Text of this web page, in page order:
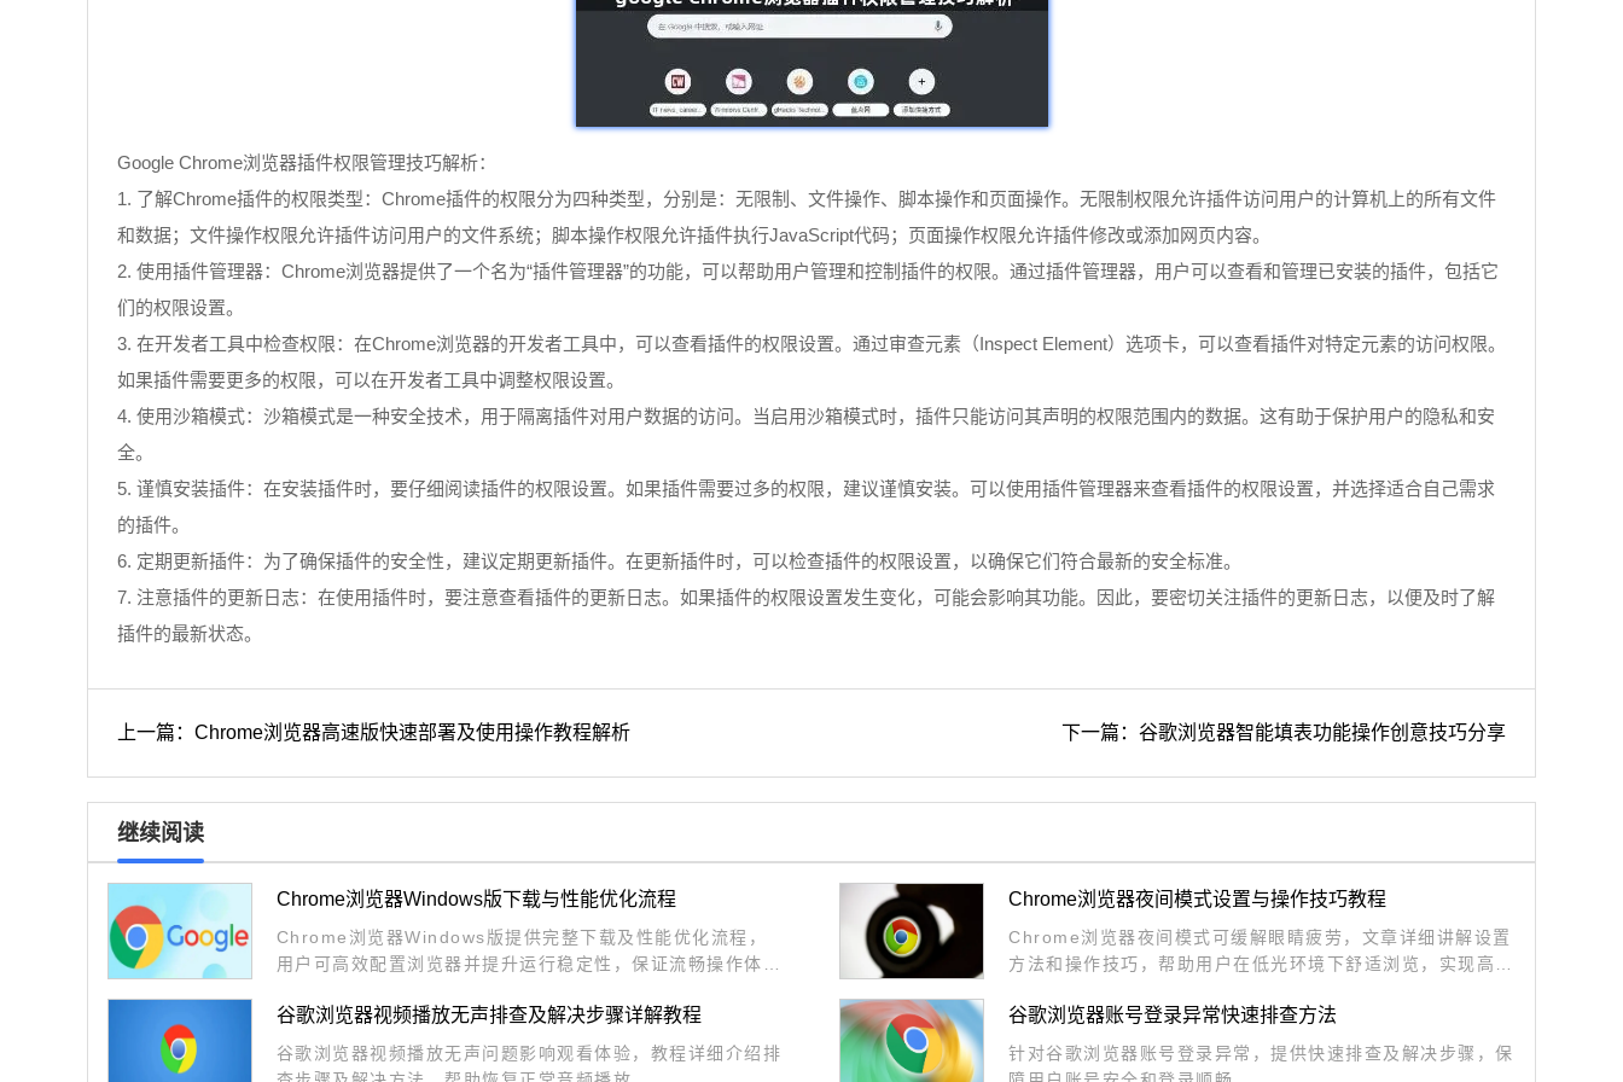
Google Chrome浏览器插件权限管理技巧解析：
1. 了解Chrome插件的权限类型：Chrome插件的权限分为四种类型，分别是：无限制、文件操作、脚本操作和页面操作。无限制权限允许插件访问用户的计算机上的所有文件
和数据；文件操作权限允许插件访问用户的文件系统；脚本操作权限允许插件执行JavaScript代码；页面操作权限允许插件修改或添加网页内容。
2. 使用插件管理器：Chrome浏览器提供了一个名为“插件管理器”的功能，可以帮助用户管理和控制插件的权限。通过插件管理器，用户可以查看和管理已安装的插件，包括它
们的权限设置。
3. 在开发者工具中检查权限：在Chrome浏览器的开发者工具中，可以查看插件的权限设置。通过审查元素（Inspect Element）选项卡，可以查看插件对特定元素的访问权限。
如果插件需要更多的权限，可以在开发者工具中调整权限设置。
4. 使用沙箱模式：沙箱模式是一种安全技术，用于隔离插件对用户数据的访问。当启用沙箱模式时，插件只能访问其声明的权限范围内的数据。这有助于保护用户的隐私和安
全。
5. 谨慎安装插件：在安装插件时，要仔细阅读插件的权限设置。如果插件需要过多的权限，建议谨慎安装。可以使用插件管理器来查看插件的权限设置，并选择适合自己需求
的插件。
6. 定期更新插件：为了确保插件的安全性，建议定期更新插件。在更新插件时，可以检查插件的权限设置，以确保它们符合最新的安全标准。
7. 注意插件的更新日志：在使用插件时，要注意查看插件的更新日志。如果插件的权限设置发生变化，可能会影响其功能。因此，要密切关注插件的更新日志，以便及时了解
插件的最新状态。
上一篇：Chrome浏览器高速版快速部署及使用操作教程解析 下一篇：谷歌浏览器智能填表功能操作创意技巧分享
继续阅读
Chrome浏览器Windows版下载与性能优化流程
Chrome浏览器Windows版提供完整下载及性能优化流程，
用户可高效配置浏览器并提升运行稳定性，保证流畅操作体
Chrome浏览器夜间模式设置与操作技巧教程
Chrome浏览器夜间模式可缓解眼睛疲劳，文章详细讲解设置
方法和操作技巧，帮助用户在低光环境下舒适浏览，实现高效
谷歌浏览器视频播放无声排查及解决步骤详解教程
谷歌浏览器视频播放无声问题影响观看体验，教程详细介绍排
谷歌浏览器账号登录异常快速排查方法
针对谷歌浏览器账号登录异常，提供快速排查及解决步骤，保